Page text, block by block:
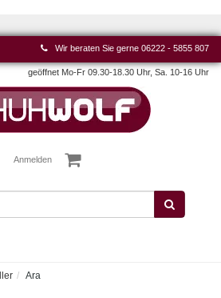
Wir beraten Sie gerne 06222 - 5855 807
geöffnet Mo-Fr 09.30-18.30 Uhr, Sa. 10-16 Uhr
Anmelden
Ara